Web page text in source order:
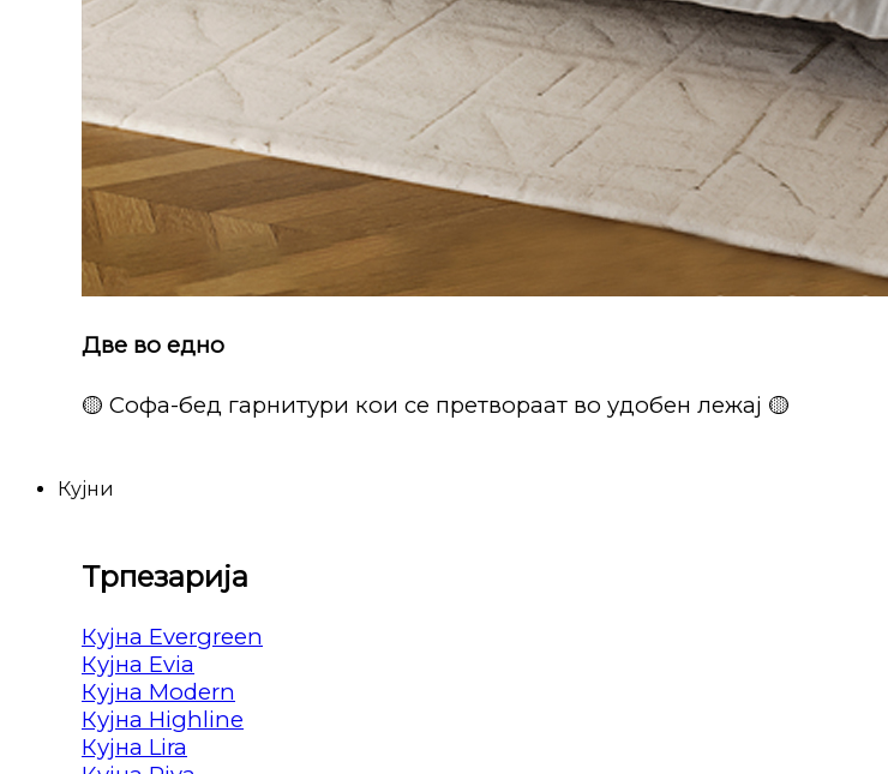
Две во едно
🟡 Софа-бед гарнитури кои се претвораат во удобен лежај 🟡
Кујни
Трпезарија
Кујна Evergreen
Кујна Evia
Кујна Modern
Кујна Highline
Кујна Lira